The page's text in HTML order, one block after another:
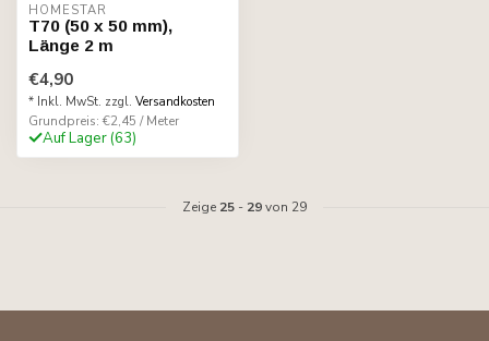
HOMESTAR
T70 (50 x 50 mm),
Länge 2 m
€4,90
* Inkl. MwSt. zzgl. Versandkosten
Grundpreis: €2,45 / Meter
Auf Lager (63)
Zeige 25 - 29von 29